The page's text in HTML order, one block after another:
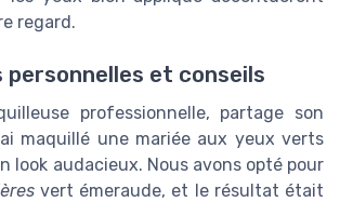
regard.
personnelles et conseils
professionnelle, partage son
maquillé une mariée aux yeux verts
look audacieux. Nous avons opté pour
vert émeraude, et le résultat était